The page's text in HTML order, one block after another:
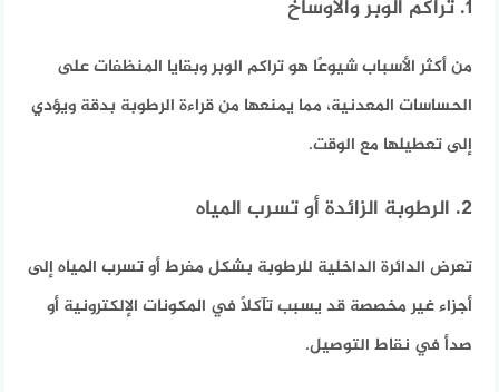
1. تراكم الوبر والأوساخ
من أكثر الأسباب شيوعًا هو تراكم الوبر وبقايا المنظفات على
الحساسات المعدنية، مما يمنعها من قراءة الرطوبة بدقة ويؤدي
إلى تعطيلها مع الوقت.
2. الرطوبة الزائدة أو تسرب المياه
تعرض الدائرة الداخلية للرطوبة بشكل مفرط أو تسرب المياه إلى
أجزاء غير مخصصة قد يسبب تآكلًا في المكونات الإلكترونية أو
صدأ في نقاط التوصيل.